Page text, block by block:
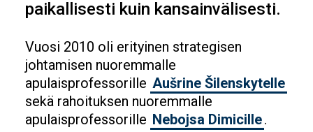
paikallisesti kuin kansainvälisesti.
Vuosi 2010 oli erityinen strategisen
johtamisen nuoremmalle
apulaisprofessorille Aušrine Šilenskytelle
sekä rahoituksen nuoremmalle
apulaisprofessorille Nebojsa Dimicille.